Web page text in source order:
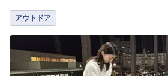
アウトドア